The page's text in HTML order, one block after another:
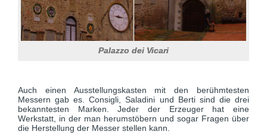
Palazzo dei Vicari
Auch einen Ausstellungskasten mit den berühmtesten
Messern gab es. Consigli, Saladini und Berti sind die drei
bekanntesten Marken. Jeder der Erzeuger hat eine
Werkstatt, in der man herumstöbern und sogar Fragen über
die Herstellung der Messer stellen kann.